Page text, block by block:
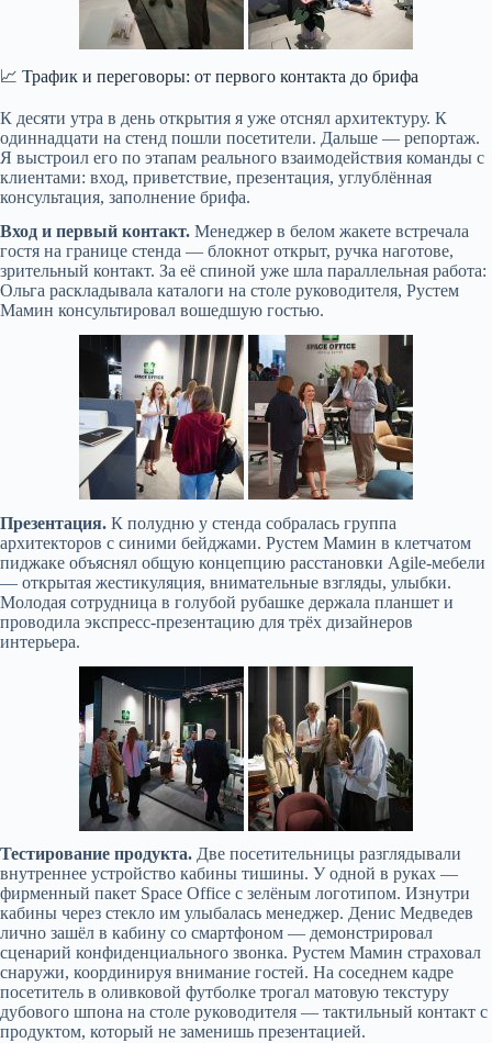
📈 Трафик и переговоры: от первого контакта до брифа
К десяти утра в день открытия я уже отснял архитектуру. К
одиннадцати на стенд пошли посетители. Дальше — репортаж.
Я выстроил его по этапам реального взаимодействия команды с
клиентами: вход, приветствие, презентация, углублённая
консультация, заполнение брифа.
Вход и первый контакт. Менеджер в белом жакете встречала
гостя на границе стенда — блокнот открыт, ручка наготове,
зрительный контакт. За её спиной уже шла параллельная работа:
Ольга раскладывала каталоги на столе руководителя, Рустем
Мамин консультировал вошедшую гостью.
Презентация. К полудню у стенда собралась группа
архитекторов с синими бейджами. Рустем Мамин в клетчатом
пиджаке объяснял общую концепцию расстановки Agile-мебели
— открытая жестикуляция, внимательные взгляды, улыбки.
Молодая сотрудница в голубой рубашке держала планшет и
проводила экспресс-презентацию для трёх дизайнеров
интерьера.
Тестирование продукта. Две посетительницы разглядывали
внутреннее устройство кабины тишины. У одной в руках —
фирменный пакет Space Office с зелёным логотипом. Изнутри
кабины через стекло им улыбалась менеджер. Денис Медведев
лично зашёл в кабину со смартфоном — демонстрировал
сценарий конфиденциального звонка. Рустем Мамин страховал
снаружи, координируя внимание гостей. На соседнем кадре
посетитель в оливковой футболке трогал матовую текстуру
дубового шпона на столе руководителя — тактильный контакт с
продуктом, который не заменишь презентацией.